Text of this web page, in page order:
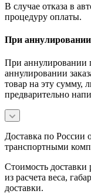
В случае отказа в
процедуру оплаты.
При аннулировании
При аннулировании
аннулировании
товар на эту сумму,
предварительно
Доставка по России
транспортными
Стоимость доставки
из расчета веса,
доставки.